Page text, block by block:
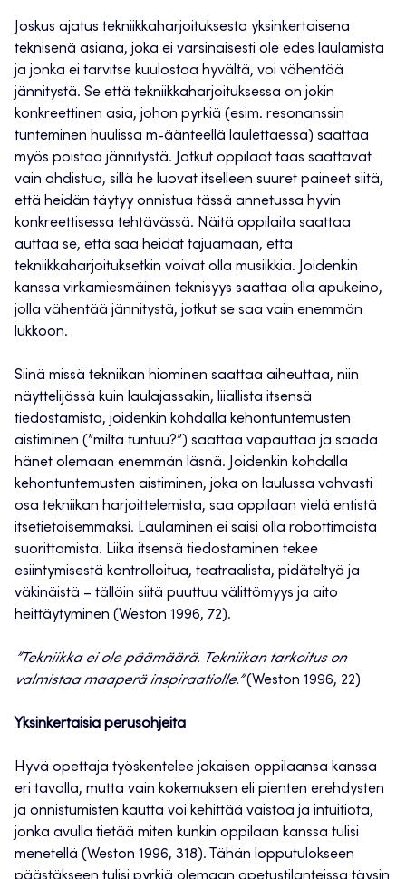
Joskus ajatus tekniikkaharjoituksesta yksinkertaisena
teknisenä asiana, joka ei varsinaisesti ole edes laulamista
ja jonka ei tarvitse kuulostaa hyvältä, voi vähentää
jännitystä. Se että tekniikkaharjoituksessa on jokin
konkreettinen asia, johon pyrkiä (esim. resonanssin
tunteminen huulissa m-äänteellä laulettaessa) saattaa
myös poistaa jännitystä. Jotkut oppilaat taas saattavat
vain ahdistua, sillä he luovat itselleen suuret paineet siitä,
että heidän täytyy onnistua tässä annetussa hyvin
konkreettisessa tehtävässä. Näitä oppilaita saattaa
auttaa se, että saa heidät tajuamaan, että
tekniikkaharjoituksetkin voivat olla musiikkia. Joidenkin
kanssa virkamiesmäinen teknisyys saattaa olla apukeino,
jolla vähentää jännitystä, jotkut se saa vain enemmän
lukkoon.
Siinä missä tekniikan hiominen saattaa aiheuttaa, niin
näyttelijässä kuin laulajassakin, liiallista itsensä
tiedostamista, joidenkin kohdalla kehontuntemusten
aistiminen (”miltä tuntuu?”) saattaa vapauttaa ja saada
hänet olemaan enemmän läsnä. Joidenkin kohdalla
kehontuntemusten aistiminen, joka on laulussa vahvasti
osa tekniikan harjoittelemista, saa oppilaan vielä entistä
itsetietoisemmaksi. Laulaminen ei saisi olla robottimaista
suorittamista. Liika itsensä tiedostaminen tekee
esiintymisestä kontrolloitua, teatraalista, pidäteltyä ja
väkinäistä – tällöin siitä puuttuu välittömyys ja aito
heittäytyminen (Weston 1996, 72).
”Tekniikka ei ole päämäärä. Tekniikan tarkoitus on
valmistaa maaperä inspiraatiolle.”(Weston 1996, 22)
Yksinkertaisia perusohjeita
Hyvä opettaja työskentelee jokaisen oppilaansa kanssa
eri tavalla, mutta vain kokemuksen eli pienten erehdysten
ja onnistumisten kautta voi kehittää vaistoa ja intuitiota,
jonka avulla tietää miten kunkin oppilaan kanssa tulisi
menetellä (Weston 1996, 318). Tähän lopputulokseen